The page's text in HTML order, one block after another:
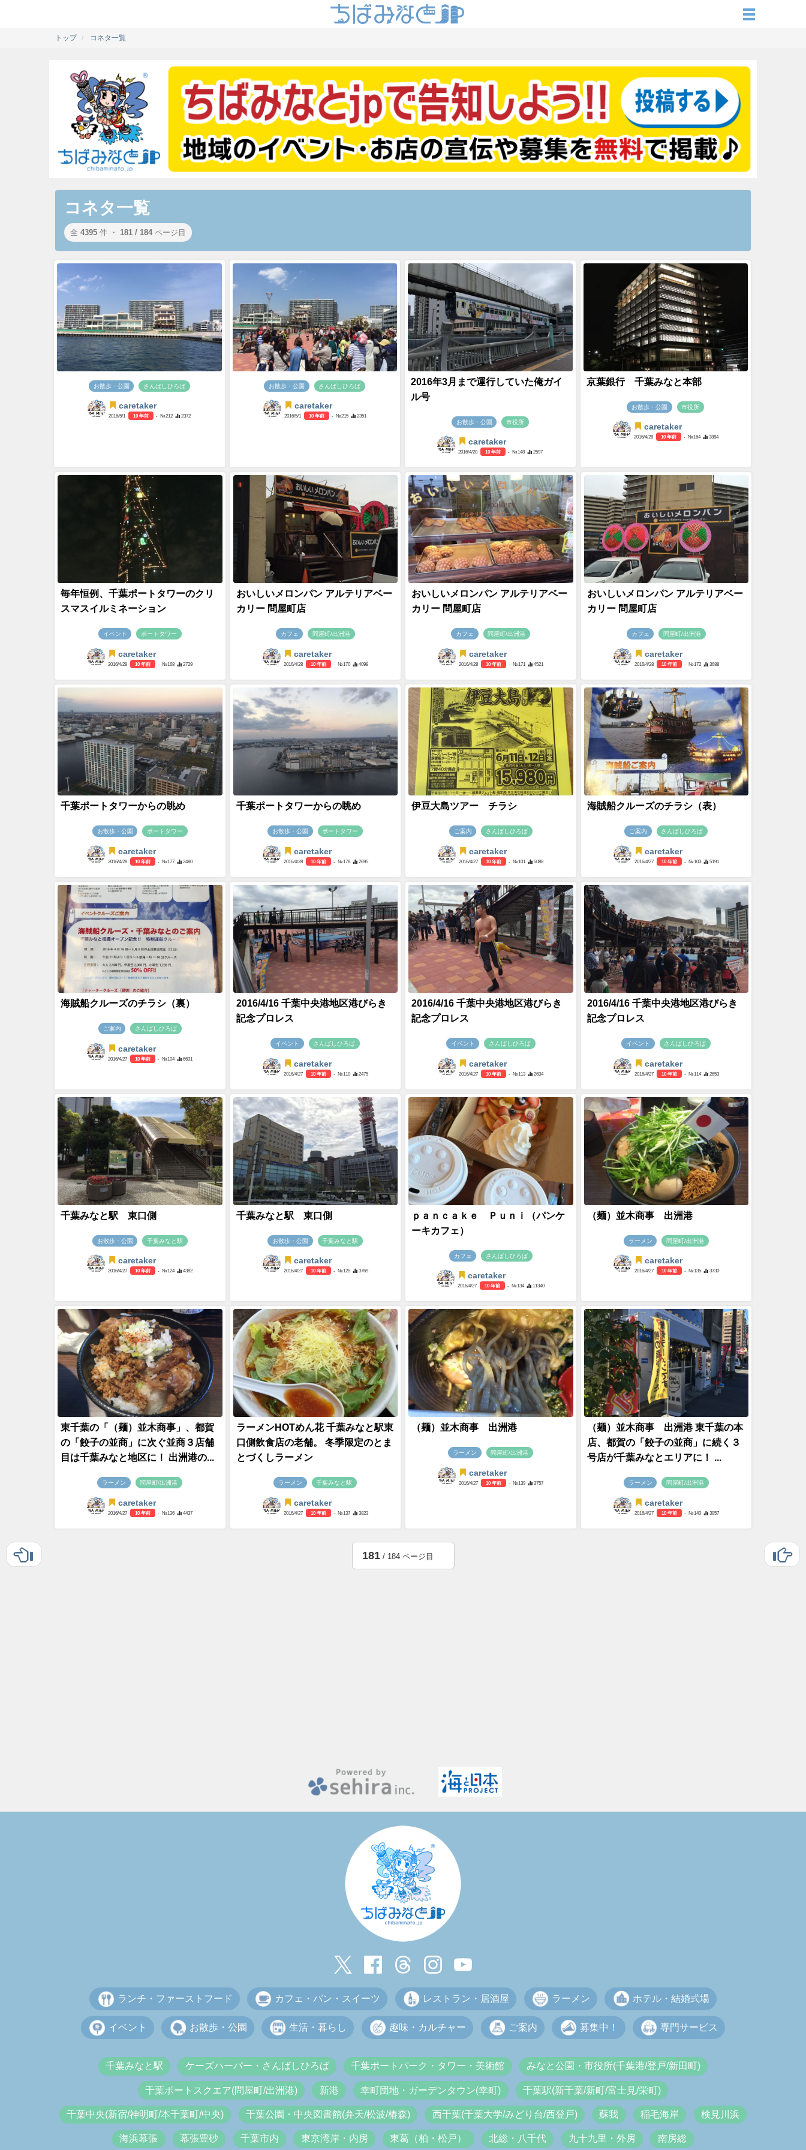
トップ コネタ一覧
コネタ一覧
全 4395 件 ・ 181 / 184 ページ目
お散歩・公園 さんばしひろば
caretaker
2016/5/1 10 年前 - №212 2372
お散歩・公園 さんばしひろば
caretaker
2016/5/1 10 年前 - №215 2351
2016年3月まで運行していた俺ガイ
ル号
お散歩・公園 市役所
caretaker
2016/4/28 10 年前 - №148 2597
京葉銀行 千葉みなと本部
お散歩・公園 市役所
caretaker
2016/4/28 10 年前 - №164 3884
毎年恒例、千葉ポートタワーのクリ
スマスイルミネーション
イベント ポートタワー
caretaker
2016/4/28 10 年前 - №168 2729
おいしいメロンパン アルテリアベー
カリー 問屋町店
カフェ 問屋町/出洲港
caretaker
2016/4/28 10 年前 - №170 4098
おいしいメロンパン アルテリアベー
カリー 問屋町店
カフェ 問屋町/出洲港
caretaker
2016/4/28 10 年前 - №171 4521
おいしいメロンパン アルテリアベー
カリー 問屋町店
カフェ 問屋町/出洲港
caretaker
2016/4/28 10 年前 - №172 3688
千葉ポートタワーからの眺め
お散歩・公園 ポートタワー
caretaker
2016/4/28 10 年前 - №177 2480
千葉ポートタワーからの眺め
お散歩・公園 ポートタワー
caretaker
2016/4/28 10 年前 - №178 2695
伊豆大島ツアー チラシ
ご案内 さんばしひろば
caretaker
2016/4/27 10 年前 - №101 5088
海賊船クルーズのチラシ（表）
ご案内 さんばしひろば
caretaker
2016/4/27 10 年前 - №103 5191
海賊船クルーズのチラシ（裏）
ご案内 さんばしひろば
caretaker
2016/4/27 10 年前 - №104 6631
2016/4/16 千葉中央港地区港びらき
記念プロレス
イベント さんばしひろば
caretaker
2016/4/27 10 年前 - №110 2475
2016/4/16 千葉中央港地区港びらき
記念プロレス
イベント さんばしひろば
caretaker
2016/4/27 10 年前 - №113 2634
2016/4/16 千葉中央港地区港びらき
記念プロレス
イベント さんばしひろば
caretaker
2016/4/27 10 年前 - №114 2653
千葉みなと駅 東口側
お散歩・公園 千葉みなと駅
caretaker
2016/4/27 10 年前 - №124 4382
千葉みなと駅 東口側
お散歩・公園 千葉みなと駅
caretaker
2016/4/27 10 年前 - №125 3769
ｐａｎｃａｋｅ Ｐｕｎｉ（パンケ
ーキカフェ）
カフェ さんばしひろば
caretaker
2016/4/27 10 年前 - №134 11340
（麺）並木商事 出洲港
ラーメン 問屋町/出洲港
caretaker
2016/4/27 10 年前 - №135 3730
東千葉の「（麺）並木商事」、都賀
の「餃子の並商」に次ぐ並商３店舗
目は千葉みなと地区に！ 出洲港の...
ラーメン 問屋町/出洲港
caretaker
2016/4/27 10 年前 - №136 4437
ラーメンHOTめん花 千葉みなと駅東
口側飲食店の老舗。 冬季限定のとま
とづくしラーメン
ラーメン 千葉みなと駅
caretaker
2016/4/27 10 年前 - №137 3823
（麺）並木商事 出洲港
ラーメン 問屋町/出洲港
caretaker
2016/4/27 10 年前 - №139 3757
（麺）並木商事 出洲港 東千葉の本
店、都賀の「餃子の並商」に続く３
号店が千葉みなとエリアに！ ...
ラーメン 問屋町/出洲港
caretaker
2016/4/27 10 年前 - №140 3957
181/ 184 ページ目
ランチ・ファーストフード カフェ・パン・スイーツ レストラン・居酒屋 ラーメン ホテル・結婚式場
イベント お散歩・公園 生活・暮らし 趣味・カルチャー ご案内 募集中！ 専門サービス
千葉みなと駅 ケーズハーバー・さんばしひろば 千葉ポートパーク・タワー・美術館 みなと公園・市役所(千葉港/登戸/新田町)
千葉ポートスクエア(問屋町/出洲港) 新港 幸町団地・ガーデンタウン(幸町) 千葉駅(新千葉/新町/富士見/栄町)
千葉中央(新宿/神明町/本千葉町/中央) 千葉公園・中央図書館(弁天/松波/椿森) 西千葉(千葉大学/みどり台/西登戸) 蘇我 稲毛海岸 検見川浜
海浜幕張 幕張豊砂 千葉市内 東京湾岸・内房 東葛（柏・松戸） 北総・八千代 九十九里・外房 南房総